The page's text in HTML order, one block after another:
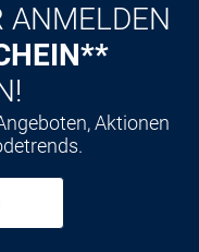
ANMELDEN
Aktionen